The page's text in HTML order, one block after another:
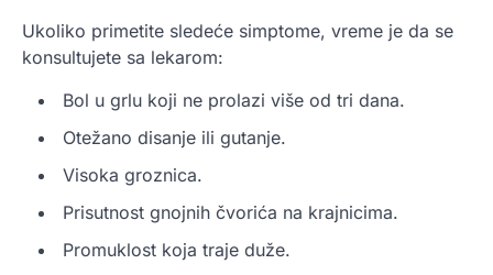
Ukoliko primetite sledeće simptome, vreme je da se
konsultujete sa lekarom:
Bol u grlu koji ne prolazi više od tri dana.
Otežano disanje ili gutanje.
Visoka groznica.
Prisutnost gnojnih čvorića na krajnicima.
Promuklost koja traje duže.